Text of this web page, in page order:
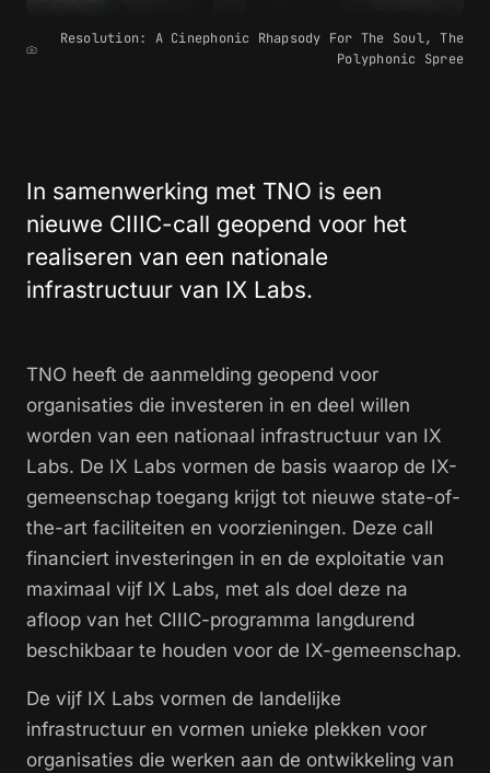
Resolution: A Cinephonic Rhapsody For The Soul, The
Polyphonic Spree
In samenwerking met TNO is een
nieuwe CIIIC-call geopend voor het
realiseren van een nationale
infrastructuur van IX Labs.
TNO heeft de aanmelding geopend voor
organisaties die investeren in en deel willen
worden van een nationaal infrastructuur van IX
Labs. De IX Labs vormen de basis waarop de IX-
gemeenschap toegang krijgt tot nieuwe state-of-
the-art faciliteiten en voorzieningen. Deze call
financiert investeringen in en de exploitatie van
maximaal vijf IX Labs, met als doel deze na
afloop van het CIIIC-programma langdurend
beschikbaar te houden voor de IX-gemeenschap.
De vijf IX Labs vormen de landelijke
infrastructuur en vormen unieke plekken voor
organisaties die werken aan de ontwikkeling van